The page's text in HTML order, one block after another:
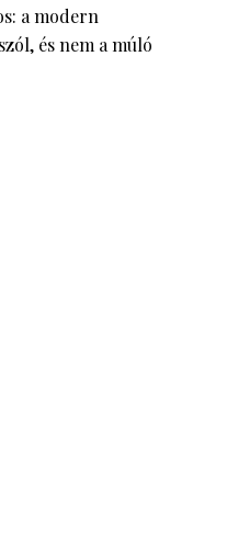
a modern
és nem a múló